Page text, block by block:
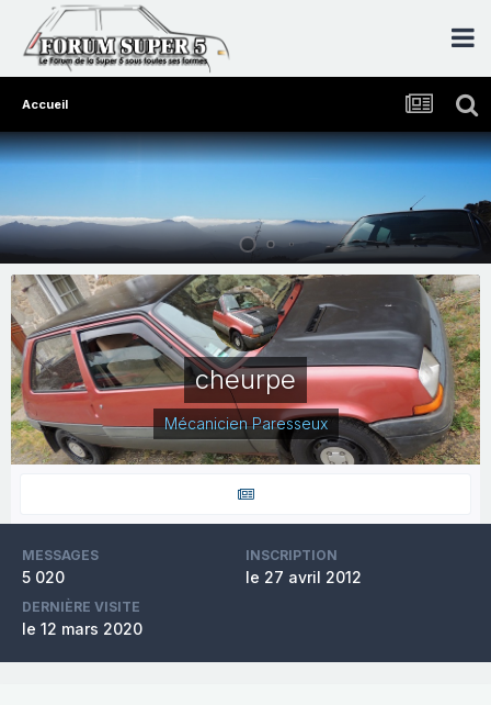
Accueil
cheurpe
Mécanicien Paresseux
MESSAGES
5 020
INSCRIPTION
le 27 avril 2012
DERNIÈRE VISITE
le 12 mars 2020